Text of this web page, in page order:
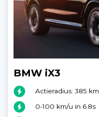
BMW iX3
Actieradius: 385 km
0-100 km/u in 6.8s